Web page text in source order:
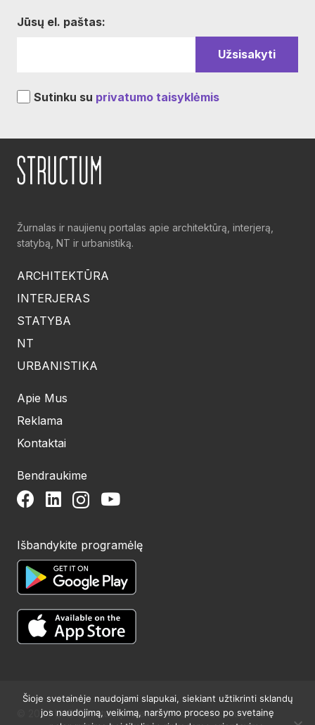
Jūsų el. paštas:
Sutinku su privatumo taisyklėmis
Žurnalas ir naujienų portalas apie architektūrą, interjerą,
statybą, NT ir urbanistiką.
ARCHITEKTŪRA
INTERJERAS
STATYBA
NT
URBANISTIKA
Apie Mus
Reklama
Kontaktai
Bendraukime
Išbandykite programėlę
© 2024 UAB Structum projektai. Visos teisės saugomos.
Šioje svetainėje naudojami slapukai, siekiant užtikrinti sklandų
jos naudojimą, veikimą, naršymo proceso po svetainę